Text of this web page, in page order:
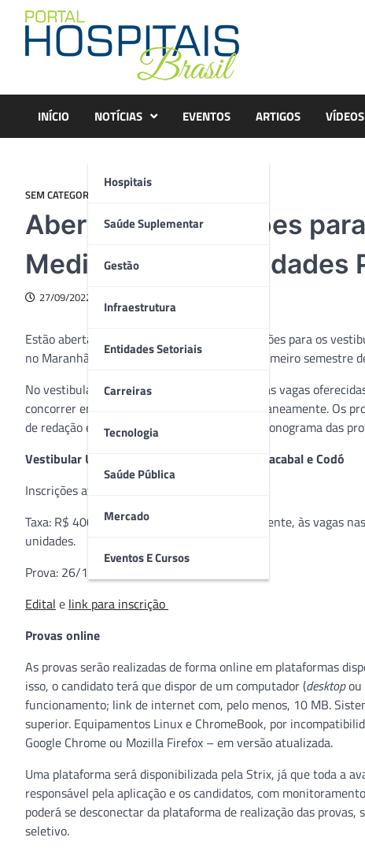
content
INÍCIO NOTÍCIAS
Hospitais
Saúde Suplementar
Gestão
Infraestrutura
Entidades Setoriais
Carreiras
Tecnologia
Saúde Pública
Mercado
Eventos E Cursos
EVENTOS ARTIGOS VÍDEOS
SEM CATEGORIA
Abertas as inscrições
Medicina das Faculdades
27/09/2022
Estão abertas, até 20 de novembro, as inscrições para os
no Maranhão. A prova é para o ingresso no primeiro semestre
No vestibular unificado, é possível concorrer às vagas
concorrer em ambas as universidades, simultaneamente. Os
de redação e realizados pela
. Confira o cronograma das
Vestibular Unificado Faculdades Pitágoras Bacabal e Codó
Inscrições até 20/11/2022
Taxa: R$ 400,00 para concorrer, simultaneamente, às vagas
unidades.
Prova: 26/11/2022
Edital e link para inscrição
Provas online
As provas serão realizadas de forma online em plataformas
isso, o candidato terá que dispor de um computador (desktopou
funcionamento; link de internet com, pelo menos, 10 MB.
superior. Equipamentos Linux e ChromeBook, por
Google Chrome ou Mozilla Firefox – em versão atualizada.
Uma plataforma será disponibilizada pela Strix, já que toda a
responsável pela aplicação e os candidatos, com
poderá se desconectar da plataforma de realização das
seletivo.